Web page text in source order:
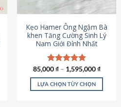
có
thể
được
chọn
trên
trang
sản
phẩm
Kẹo Hamer Ông Ngậm Bà
khen Tăng Cường Sinh Lý
Nam Giới Đỉnh Nhất
Được xếp
hạng5.00
5 sao
85,000₫– 1,595,000₫
LỰA CHỌN TÙY CHỌN